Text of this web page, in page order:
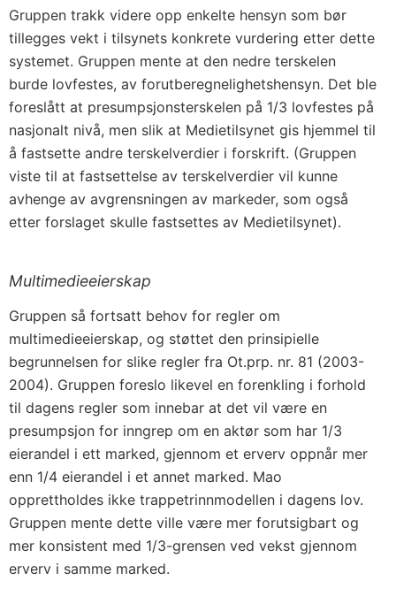
Gruppen trakk videre opp enkelte hensyn som bør
tillegges vekt i tilsynets konkrete vurdering etter dette
systemet. Gruppen mente at den nedre terskelen
burde lovfestes, av forutberegnelighetshensyn. Det ble
foreslått at presumpsjonsterskelen på 1/3 lovfestes på
nasjonalt nivå, men slik at Medietilsynet gis hjemmel til
å fastsette andre terskelverdier i forskrift. (Gruppen
viste til at fastsettelse av terskelverdier vil kunne
avhenge av avgrensningen av markeder, som også
etter forslaget skulle fastsettes av Medietilsynet).
Multimedieeierskap
Gruppen så fortsatt behov for regler om
multimedieeierskap, og støttet den prinsipielle
begrunnelsen for slike regler fra Ot.prp. nr. 81 (2003-
2004). Gruppen foreslo likevel en forenkling i forhold
til dagens regler som innebar at det vil være en
presumpsjon for inngrep om en aktør som har 1/3
eierandel i ett marked, gjennom et erverv oppnår mer
enn 1/4 eierandel i et annet marked. Mao
opprettholdes ikke trappetrinnmodellen i dagens lov.
Gruppen mente dette ville være mer forutsigbart og
mer konsistent med 1/3-grensen ved vekst gjennom
erverv i samme marked.